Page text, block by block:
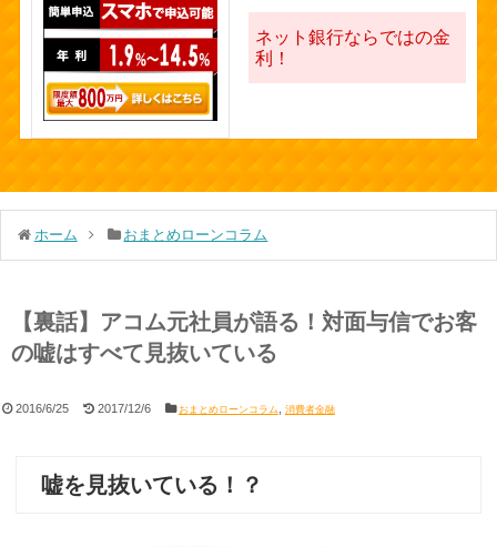
ネット銀行ならではの金
利！
ホーム おまとめローンコラム
【裏話】アコム元社員が語る！対面与信でお客
の嘘はすべて見抜いている
2016/6/25 2017/12/6 おまとめローンコラム 消費者金融
嘘を見抜いている！？